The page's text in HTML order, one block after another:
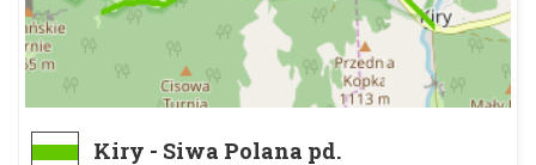
Kiry - Siwa Polana pd.